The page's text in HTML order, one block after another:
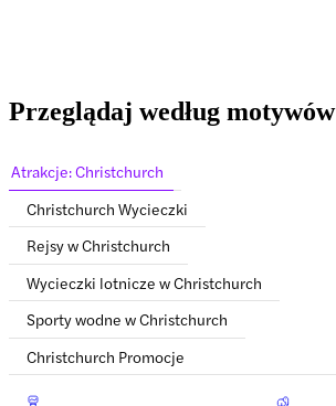
Przeglądaj według motywów
Atrakcje: Christchurch
Christchurch Wycieczki
Rejsy w Christchurch
Wycieczki lotnicze w Christchurch
Sporty wodne w Christchurch
Christchurch Promocje